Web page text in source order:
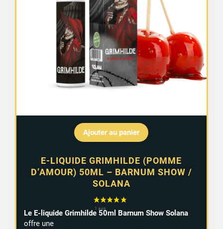
Ajouter au panier
E-LIQUIDE GRIMHILDE (POMME
D’AMOUR) 50ML – BARNUM SHOW /
SOLANA
Le E-liquide Grimhilde 50ml Barnum Show Solana
offre une